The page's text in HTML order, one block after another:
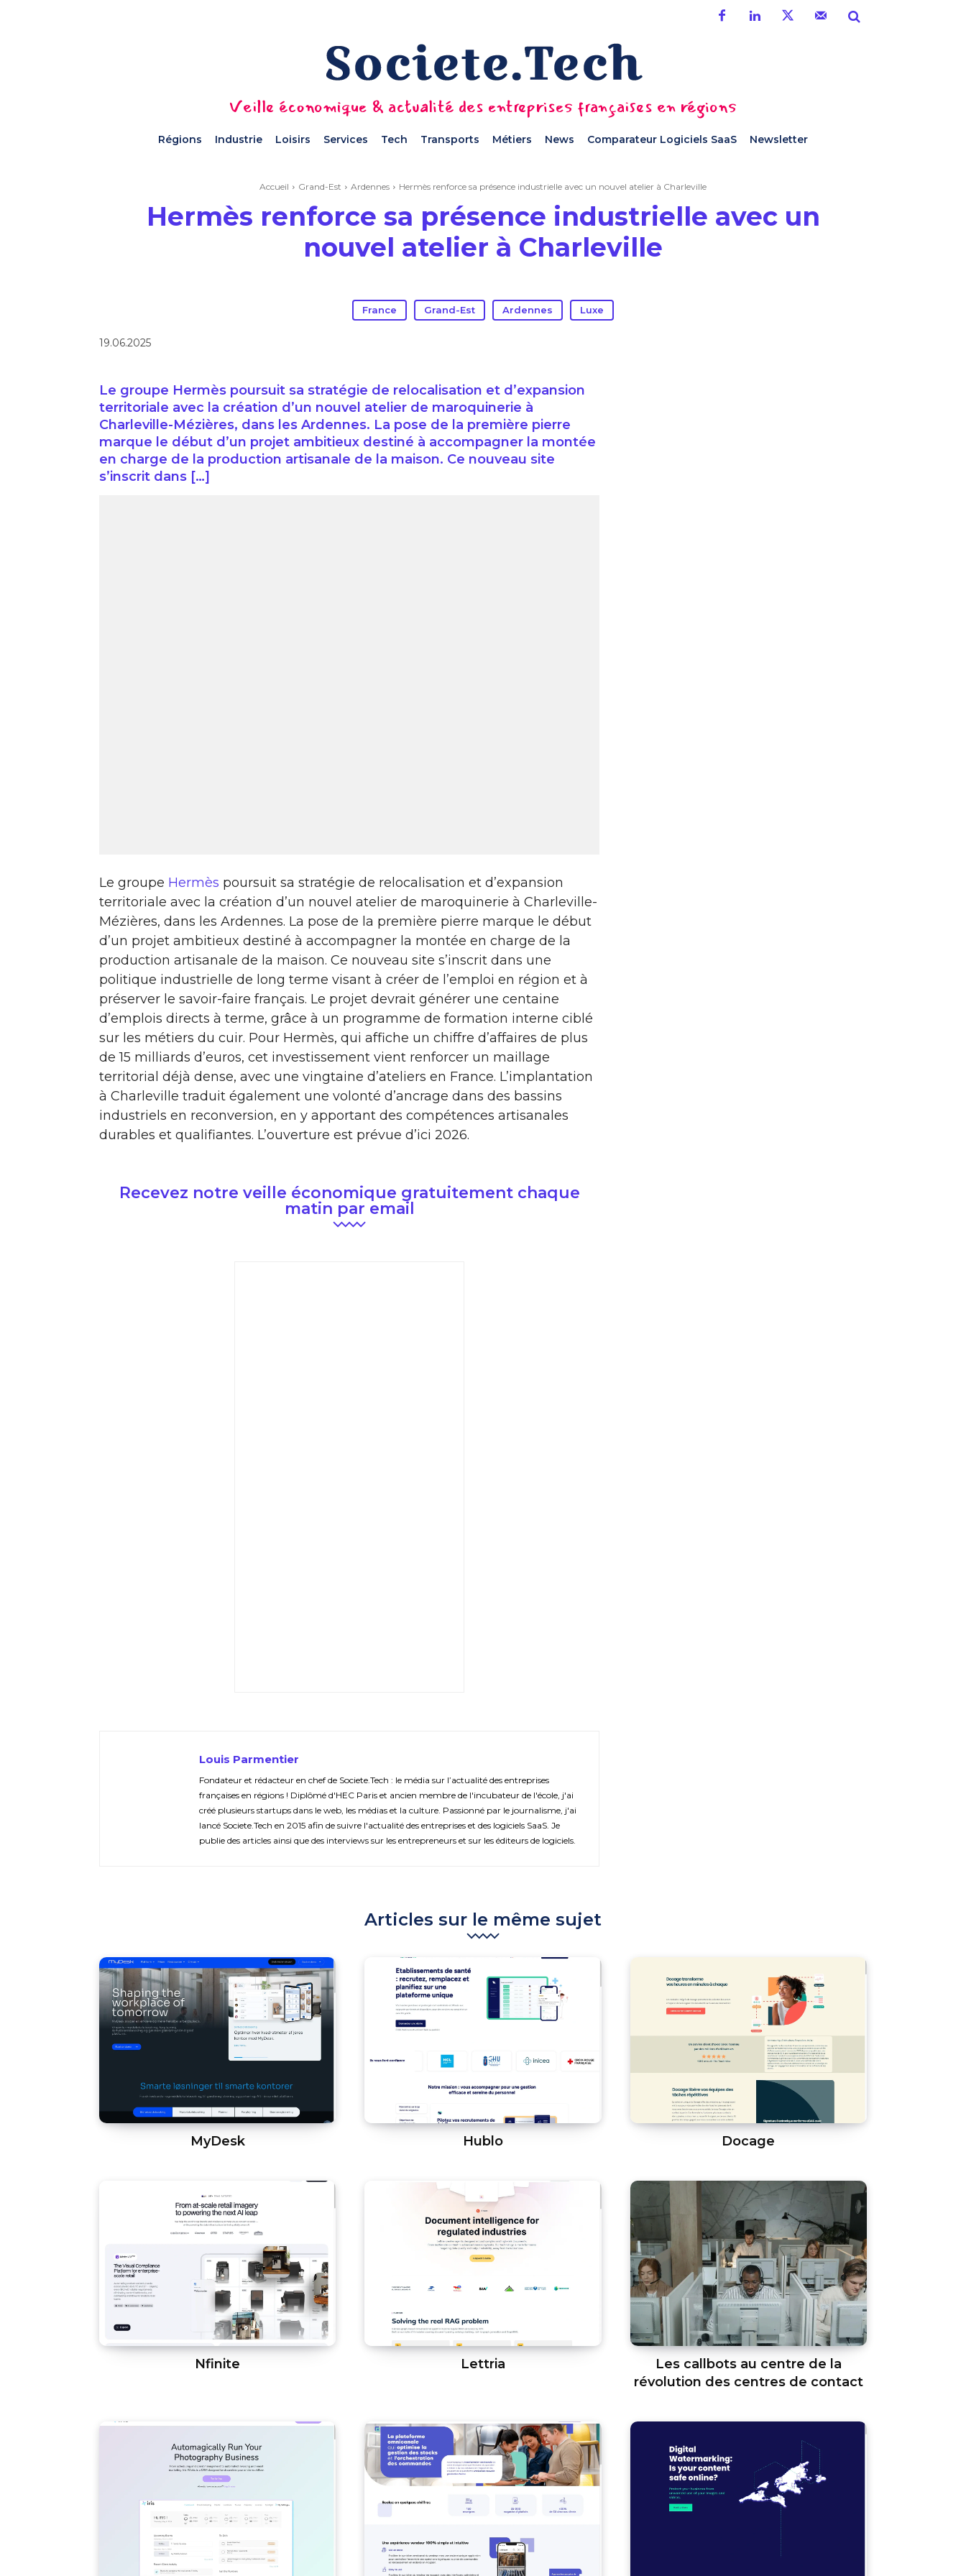
Veille économique & actualité des entreprises françaises en régions
Régions Industrie Loisirs Services Tech Transports Métiers News Comparateur Logiciels SaaS Newsletter
Accueil Grand-Est Ardennes Hermès renforce sa présence industrielle avec un nouvel atelier à Charleville
Hermès renforce sa présence industrielle avec un
nouvel atelier à Charleville
France Grand-Est Ardennes Luxe
19.06.2025
Le groupe Hermès poursuit sa stratégie de relocalisation et d’expansion
territoriale avec la création d’un nouvel atelier de maroquinerie à
Charleville-Mézières, dans les Ardennes. La pose de la première pierre
marque le début d’un projet ambitieux destiné à accompagner la montée
en charge de la production artisanale de la maison. Ce nouveau site
s’inscrit dans […]
Le groupe Hermès poursuit sa stratégie de relocalisation et d’expansion
territoriale avec la création d’un nouvel atelier de maroquinerie à Charleville-
Mézières, dans les Ardennes. La pose de la première pierre marque le début
d’un projet ambitieux destiné à accompagner la montée en charge de la
production artisanale de la maison. Ce nouveau site s’inscrit dans une
politique industrielle de long terme visant à créer de l’emploi en région et à
préserver le savoir-faire français. Le projet devrait générer une centaine
d’emplois directs à terme, grâce à un programme de formation interne ciblé
sur les métiers du cuir. Pour Hermès, qui affiche un chiffre d’affaires de plus
de 15 milliards d’euros, cet investissement vient renforcer un maillage
territorial déjà dense, avec une vingtaine d’ateliers en France. L’implantation
à Charleville traduit également une volonté d’ancrage dans des bassins
industriels en reconversion, en y apportant des compétences artisanales
durables et qualifiantes. L’ouverture est prévue d’ici 2026.
Recevez notre veille économique gratuitement chaque
matin par email
Louis Parmentier
Fondateur et rédacteur en chef de Societe.Tech : le média sur l’actualité des entreprises
françaises en régions ! Diplômé d'HEC Paris et ancien membre de l'incubateur de l'école, j'ai
créé plusieurs startups dans le web, les médias et la culture. Passionné par le journalisme, j'ai
lancé Societe.Tech en 2015 afin de suivre l'actualité des entreprises et des logiciels SaaS. Je
publie des articles ainsi que des interviews sur les entrepreneurs et sur les éditeurs de logiciels.
Articles sur le même sujet
MyDesk Hublo Docage
Nfinite Lettria
Les callbots au centre de la
révolution des centres de contact